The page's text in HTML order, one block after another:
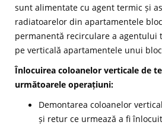
sunt alimentate cu agent termic și
radiatoarelor din apartamentele
permanentă recirculare a agentului
pe verticală apartamentele unui
Înlocuirea coloanelor verticale de
următoarele operațiuni:
Demontarea coloanelor
și retur ce urmează a fi